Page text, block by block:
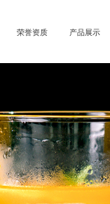
荣誉资质 产品展示